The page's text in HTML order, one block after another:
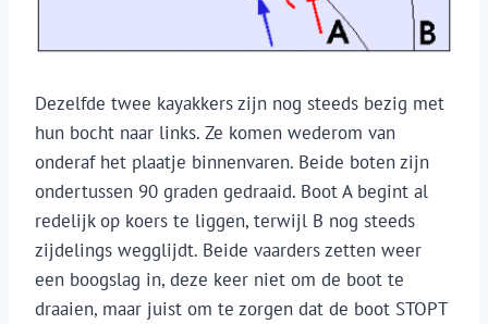
Dezelfde twee kayakkers zijn nog steeds bezig met
hun bocht naar links. Ze komen wederom van
onderaf het plaatje binnenvaren. Beide boten zijn
ondertussen 90 graden gedraaid. Boot A begint al
redelijk op koers te liggen, terwijl B nog steeds
zijdelings wegglijdt. Beide vaarders zetten weer
een boogslag in, deze keer niet om de boot te
draaien, maar juist om te zorgen dat de boot STOPT